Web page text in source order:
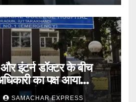
और इंटर्न डॉक्टर के बीच
का पक्ष आया
जांच की मांग
SAMACHAR EXPRESS